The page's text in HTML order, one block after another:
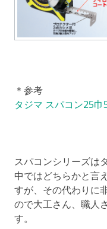
＊参考
タジマ スパコン25巾
スパコンシリーズ
中ではどちらかと言
すが、その代わりに
ので大工さん、職人
す。